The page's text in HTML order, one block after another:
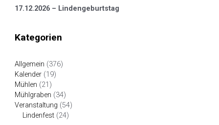
17.12.2026 – Lindengeburtstag
Kategorien
Allgemein (376)
Kalender (19)
Mühlen (21)
Mühlgraben (34)
Veranstaltung (54)
Lindenfest (24)